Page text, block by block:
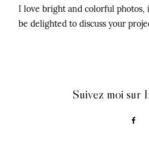
I love bright and colorful
be delighted to discuss your
Suivez moi sur